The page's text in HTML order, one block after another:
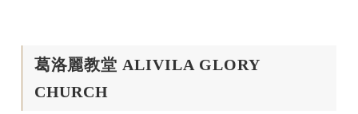
葛洛麗教堂 ALIVILA GLORY
CHURCH